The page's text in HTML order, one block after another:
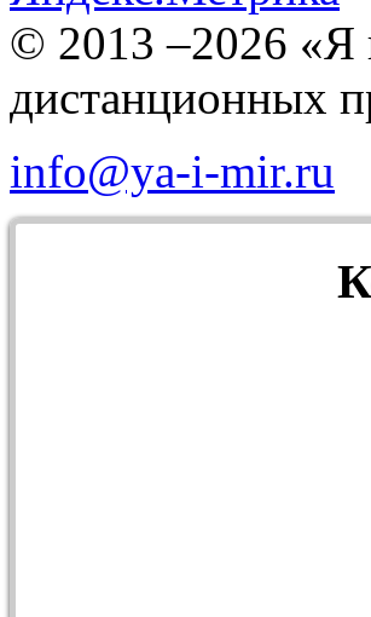
© 2013 –2026
дистанционных
info@ya-i-mir.ru